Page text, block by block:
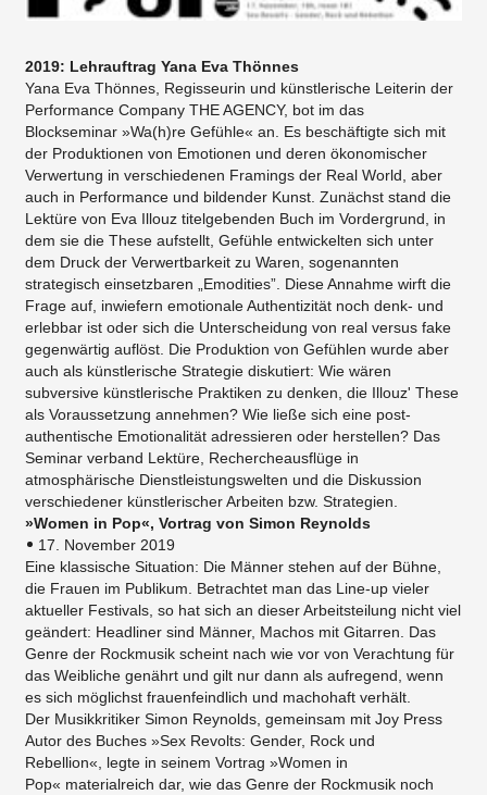
2019: Lehrauftrag Yana Eva Thönnes
Yana Eva Thönnes, Regisseurin und künstlerische Leiterin der
Performance Company THE AGENCY, bot im das
Blockseminar »Wa(h)re Gefühle« an. Es beschäftigte sich mit
der Produktionen von Emotionen und deren ökonomischer
Verwertung in verschiedenen Framings der Real World, aber
auch in Performance und bildender Kunst. Zunächst stand die
Lektüre von Eva Illouz titelgebenden Buch im Vordergrund, in
dem sie die These aufstellt, Gefühle entwickelten sich unter
dem Druck der Verwertbarkeit zu Waren, sogenannten
strategisch einsetzbaren „Emodities”. Diese Annahme wirft die
Frage auf, inwiefern emotionale Authentizität noch denk- und
erlebbar ist oder sich die Unterscheidung von real versus fake
gegenwärtig auflöst. Die Produktion von Gefühlen wurde aber
auch als künstlerische Strategie diskutiert: Wie wären
subversive künstlerische Praktiken zu denken, die Illouz' These
als Voraussetzung annehmen? Wie ließe sich eine post-
authentische Emotionalität adressieren oder herstellen? Das
Seminar verband Lektüre, Rechercheausflüge in
atmosphärische Dienstleistungswelten und die Diskussion
verschiedener künstlerischer Arbeiten bzw. Strategien.
»Women in Pop«, Vortrag von Simon Reynolds
17. November 2019
Eine klassische Situation: Die Männer stehen auf der Bühne,
die Frauen im Publikum. Betrachtet man das Line-up vieler
aktueller Festivals, so hat sich an dieser Arbeitsteilung nicht viel
geändert: Headliner sind Männer, Machos mit Gitarren. Das
Genre der Rockmusik scheint nach wie vor von Verachtung für
das Weibliche genährt und gilt nur dann als aufregend, wenn
es sich möglichst frauenfeindlich und machohaft verhält.
Der Musikkritiker Simon Reynolds, gemeinsam mit Joy Press
Autor des Buches »Sex Revolts: Gender, Rock und
Rebellion«, legte in seinem Vortrag »Women in
Pop« materialreich dar, wie das Genre der Rockmusik noch